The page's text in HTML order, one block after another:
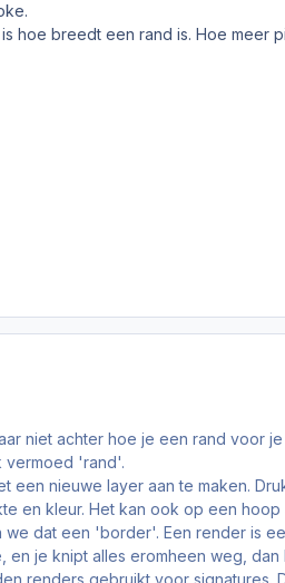
hoe breedt een rand is. Hoe meer
niet achter hoe je een rand voor
vermoed 'rand'.
een nieuwe layer aan te maken.
en kleur. Het kan ook op een
dat een 'border'. Een render is
je knipt alles eromheen weg,
renders gebruikt voor